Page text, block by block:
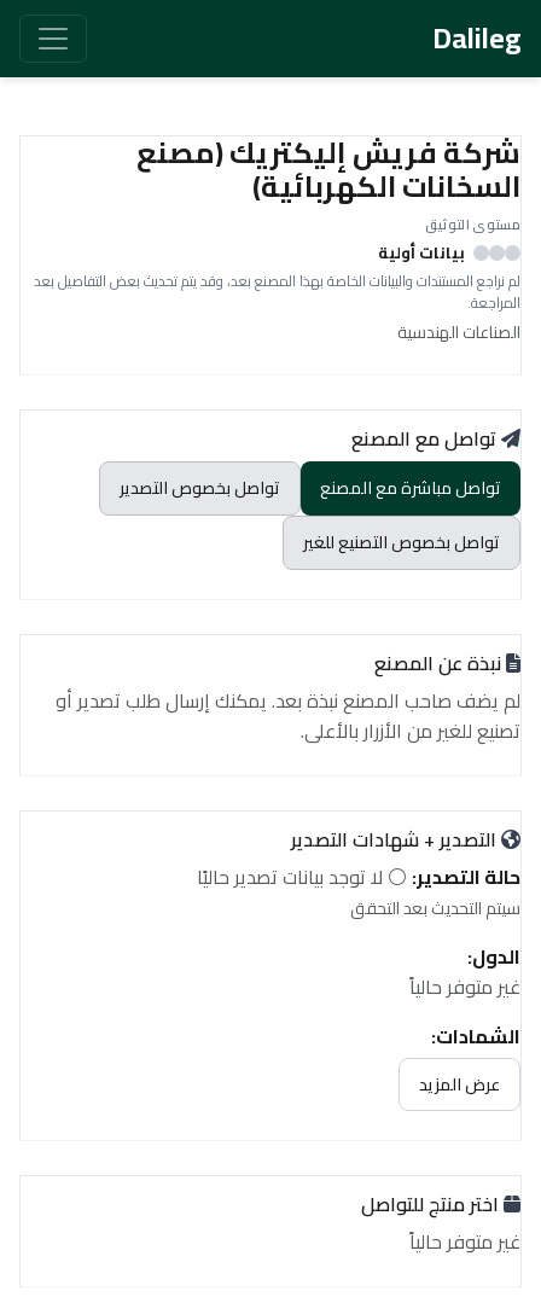
Dalileg
شركة فريش إليكتريك (مصنع
السخانات الكهربائية)
مستوى التوثيق
بيانات أولية
لم نراجع المستندات والبيانات الخاصة بهذا المصنع بعد، وقد يتم تحديث بعض التفاصيل بعد
المراجعة.
الصناعات الهندسية
تواصل مع المصنع
تواصل مباشرة مع المصنع
تواصل بخصوص التصدير
تواصل بخصوص التصنيع للغير
نبذة عن المصنع
لم يضف صاحب المصنع نبذة بعد. يمكنك إرسال طلب تصدير أو
تصنيع للغير من الأزرار بالأعلى.
التصدير + شهادات التصدير
حالة التصدير: ⚪ لا توجد بيانات تصدير حاليًا
سيتم التحديث بعد التحقق
الدول:
غير متوفر حالياً
الشهادات:
غير متوفر حالياً
عرض المزيد
اختر منتج للتواصل
غير متوفر حالياً